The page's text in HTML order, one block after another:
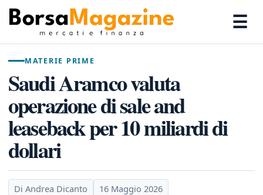
☰
MATERIE PRIME
Saudi Aramco valuta
operazione di sale and
leaseback per 10 miliardi di
dollari
Di Andrea Dicanto
16 Maggio 2026